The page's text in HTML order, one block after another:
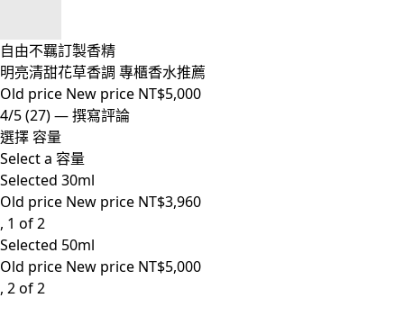
自由不羈訂製香精
明亮清甜花草香調 專櫃香水推薦
Old price New price NT$5,000
4/5(27)—撰寫評論
選擇 容量
Select a 容量
Selected 30ml
Old price New price NT$3,960
, 1 of 2
Selected 50ml
Old price New price NT$5,000
, 2 of 2